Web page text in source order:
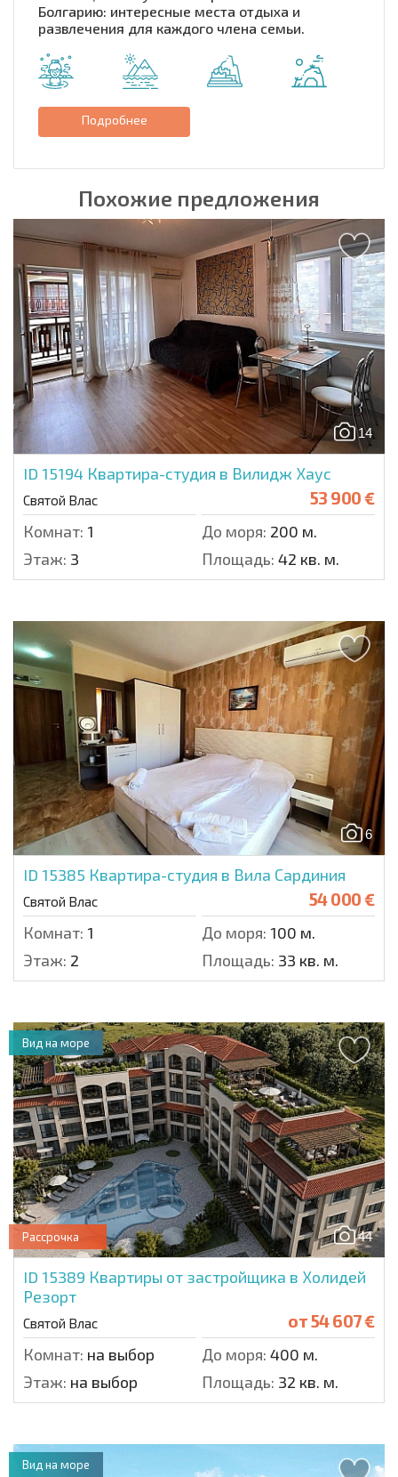
Болгарию: интересные места отдыха и
развлечения для каждого члена семьи.
Подробнее
Похожие предложения
14
ID 15194 Квартира-студия в Вилидж Хаус
Святой Влас 53 900 €
Комнат: 1 До моря: 200 м.
Этаж: 3 Площадь: 42 кв. м.
6
ID 15385 Квартира-студия в Вила Сардиния
Святой Влас 54 000 €
Комнат: 1 До моря: 100 м.
Этаж: 2 Площадь: 33 кв. м.
44
Рассрочка
ID 15389 Квартиры от застройщика в Холидей
Резорт
Святой Влас от54 607 €
Комнат: на выбор До моря: 400 м.
Этаж: на выбор Площадь: 32 кв. м.
Вид на море
Вид на море